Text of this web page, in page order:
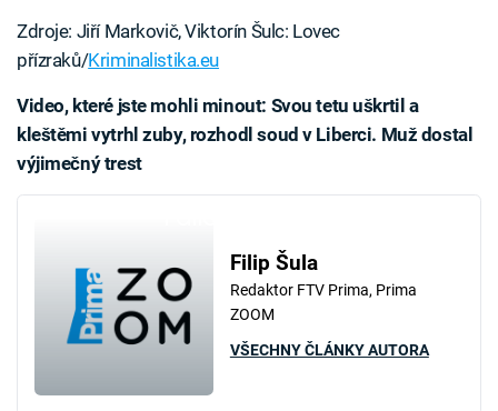
Zdroje: Jiří Markovič, Viktorín Šulc: Lovec
přízraků/Kriminalistika.eu
Video, které jste mohli minout: Svou tetu uškrtil a
kleštěmi vytrhl zuby, rozhodl soud v Liberci. Muž dostal
výjimečný trest
Filip Šula
Redaktor FTV Prima, Prima
ZOOM
VŠECHNY ČLÁNKY AUTORA